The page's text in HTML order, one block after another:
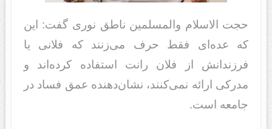
حجت الاسلام والمسلمین ناطق نوری گفت: این
که عده‌ای فقط حرف می‌زنند که فلانی یا
فرزندانش از فلان رانت استفاده کرده‌اند و
مدرکی ارائه نمی‌کنند، نشان‌دهنده عمق فساد در
جامعه است.